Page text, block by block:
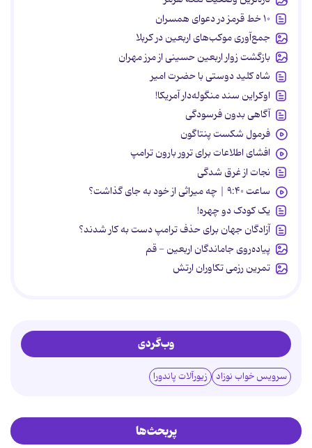
۱۰ خط قرمز در دعوای همسران
جمع‌آوری موکب‌های اربعین در کربلا
بازگشت زوار اربعین حسینی از مرز مهران
شاه کلید دوستی با حضرت امیر
اوکراین سند منگوله‌دار آمریکا!
آگاهی بدون فرسودگی
فرمول شکست پنتاگون
افشای اطلاعات برای ترور بارون ترامپ
نجات از غرق شدگی
ساعت ۹:۴۰ | چه میراثی از خود به جای گذاشت؟
یک کودک دو چهره!
آزادگان جهان برای حذف ترامپ دست به کار شدند؟
پیاده‌روی جاماندگان اربعین - قم
تمرین رزمی تکاوران ارتش
وب‌گردی
سرویس خواب نوزاد زیورآلات پاندورا
پربحث‌ها